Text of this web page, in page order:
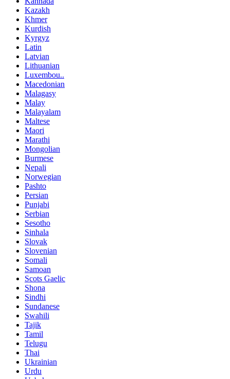
Kazakh
Khmer
Kurdish
Kyrgyz
Latin
Latvian
Lithuanian
Luxembou..
Macedonian
Malagasy
Malay
Malayalam
Maltese
Maori
Marathi
Mongolian
Burmese
Nepali
Norwegian
Pashto
Persian
Punjabi
Serbian
Sesotho
Sinhala
Slovak
Slovenian
Somali
Samoan
Scots Gaelic
Shona
Sindhi
Sundanese
Swahili
Tajik
Tamil
Telugu
Thai
Ukrainian
Urdu